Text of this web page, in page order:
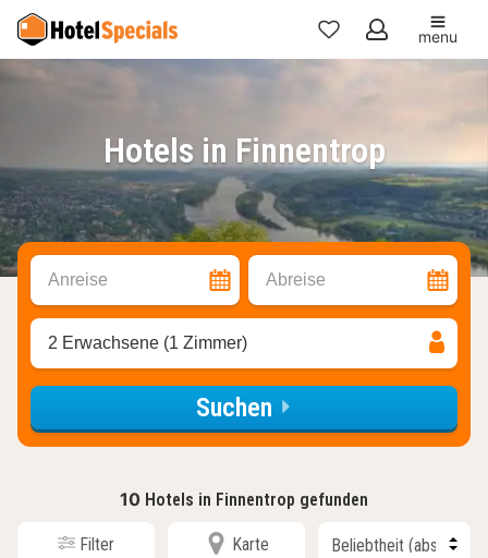
Meine
menu
Hotels in Finnentrop
Anreise Abreise
2 Erwachsene (1 Zimmer)
Suchen
10 Hotels in Finnentrop gefunden
Filter Karte